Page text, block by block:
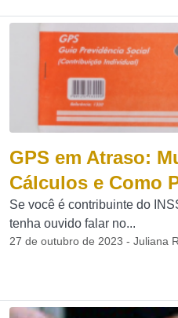
GPS em Atraso:
Cálculos e Como
Se você é contribuinte do
tenha ouvido falar no...
27 de outubro de 2023 - Juliana